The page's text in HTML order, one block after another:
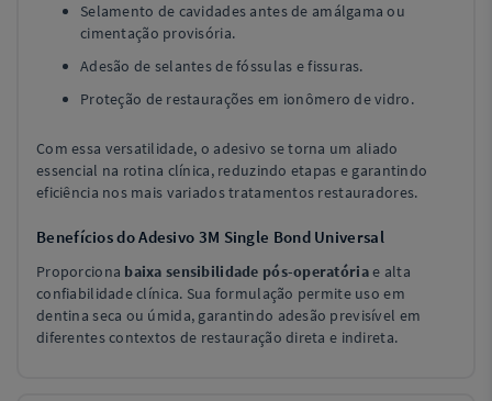
Selamento de cavidades antes de amálgama ou
cimentação provisória.
Adesão de selantes de fóssulas e fissuras.
Proteção de restaurações em ionômero de vidro.
Com essa versatilidade, o adesivo se torna um aliado
essencial na rotina clínica, reduzindo etapas e garantindo
eficiência nos mais variados tratamentos restauradores.
Benefícios do Adesivo 3M Single Bond Universal
Proporciona baixa sensibilidade pós-operatóriae alta
confiabilidade clínica. Sua formulação permite uso em
dentina seca ou úmida, garantindo adesão previsível em
diferentes contextos de restauração direta e indireta.